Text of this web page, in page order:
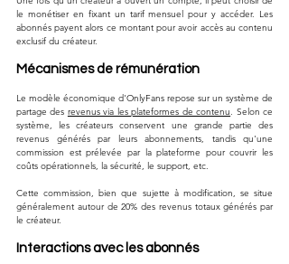
le monétiser en fixant un tarif mensuel pour y accéder. Les
abonnés payent alors ce montant pour avoir accès au contenu
exclusif du créateur.
Mécanismes de rémunération
Le modèle économique d'OnlyFans repose sur un système de
partage des revenus via les plateformes de contenu. Selon ce
système, les créateurs conservent une grande partie des
revenus générés par leurs abonnements, tandis qu'une
commission est prélevée par la plateforme pour couvrir les
coûts opérationnels, la sécurité, le support, etc.
Cette commission, bien que sujette à modification, se situe
généralement autour de 20% des revenus totaux générés par
le créateur.
Interactions avec les abonnés